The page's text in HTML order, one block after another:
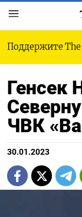
Поддержите The
Генсек
ЧВК
30.01.2023